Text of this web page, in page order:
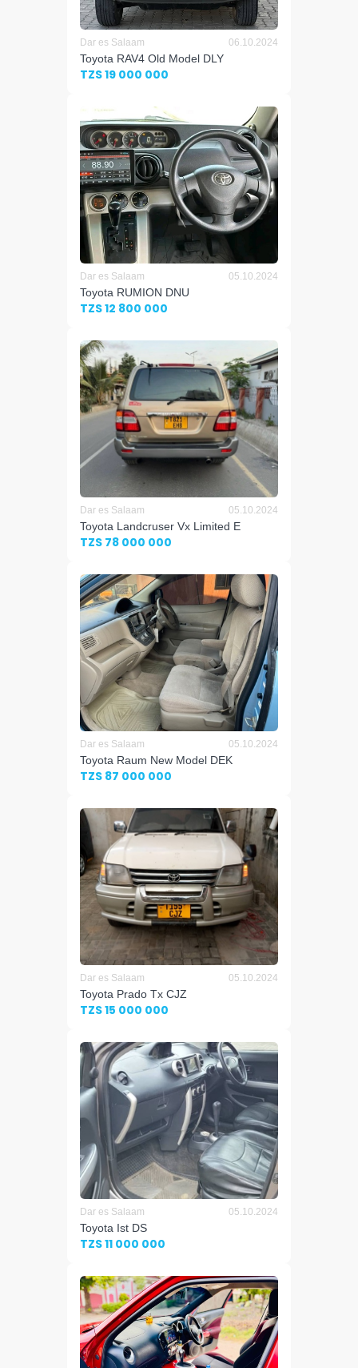
Dar es Salaam 06.10.2024
Toyota RAV4 Old Model DLY
TZS 19 000 000
Dar es Salaam 05.10.2024
Toyota RUMION DNU
TZS 12 800 000
Dar es Salaam 05.10.2024
Toyota Landcruser Vx Limited E
TZS 78 000 000
Dar es Salaam 05.10.2024
Toyota Raum New Model DEK
TZS 87 000 000
Dar es Salaam 05.10.2024
Toyota Prado Tx CJZ
TZS 15 000 000
Dar es Salaam 05.10.2024
Toyota Ist DS
TZS 11 000 000